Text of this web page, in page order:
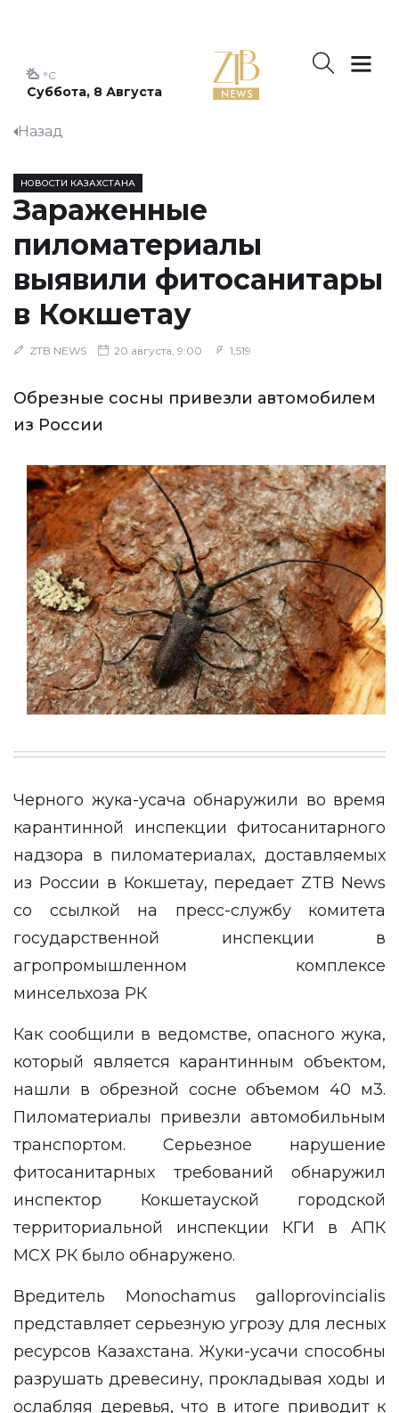
Суббота, 8 Августа
°C
Назад
НОВОСТИ КАЗАХСТАНА
Зараженные
пиломатериалы
выявили фитосанитары
в Кокшетау
ZTB NEWS 20 августа, 9:00 1,519
Обрезные сосны привезли автомобилем
из России
Черного жука-усача обнаружили во время
карантинной инспекции фитосанитарного
надзора в пиломатериалах, доставляемых
из России в Кокшетау, передает ZTB News
cо ссылкой на пресс-службукомитета
государственной инспекции в
агропромышленном комплексе
минсельхоза РК
Как сообщили в ведомстве, опасного жука,
который является карантинным объектом,
нашли в обрезной сосне объемом 40 м3.
Пиломатериалы привезли автомобильным
транспортом. Серьезное нарушение
фитосанитарных требований обнаружил
инспектор Кокшетауской городской
территориальной инспекции КГИ в АПК
МСХ РК было обнаружено.
Вредитель Monochamus galloprovincialis
представляет серьезную угрозу для лесных
ресурсов Казахстана. Жуки-усачи способны
разрушать древесину, прокладывая ходы и
ослабляя деревья, что в итоге приводит к